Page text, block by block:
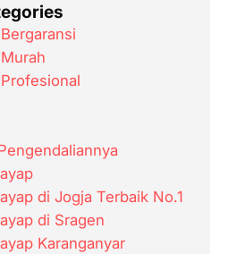
di Jogja Terbaik No.1
di Sragen
Karanganyar